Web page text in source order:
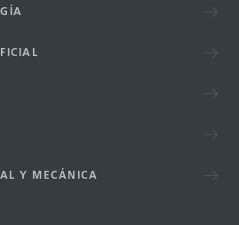
Y MECÁNICA